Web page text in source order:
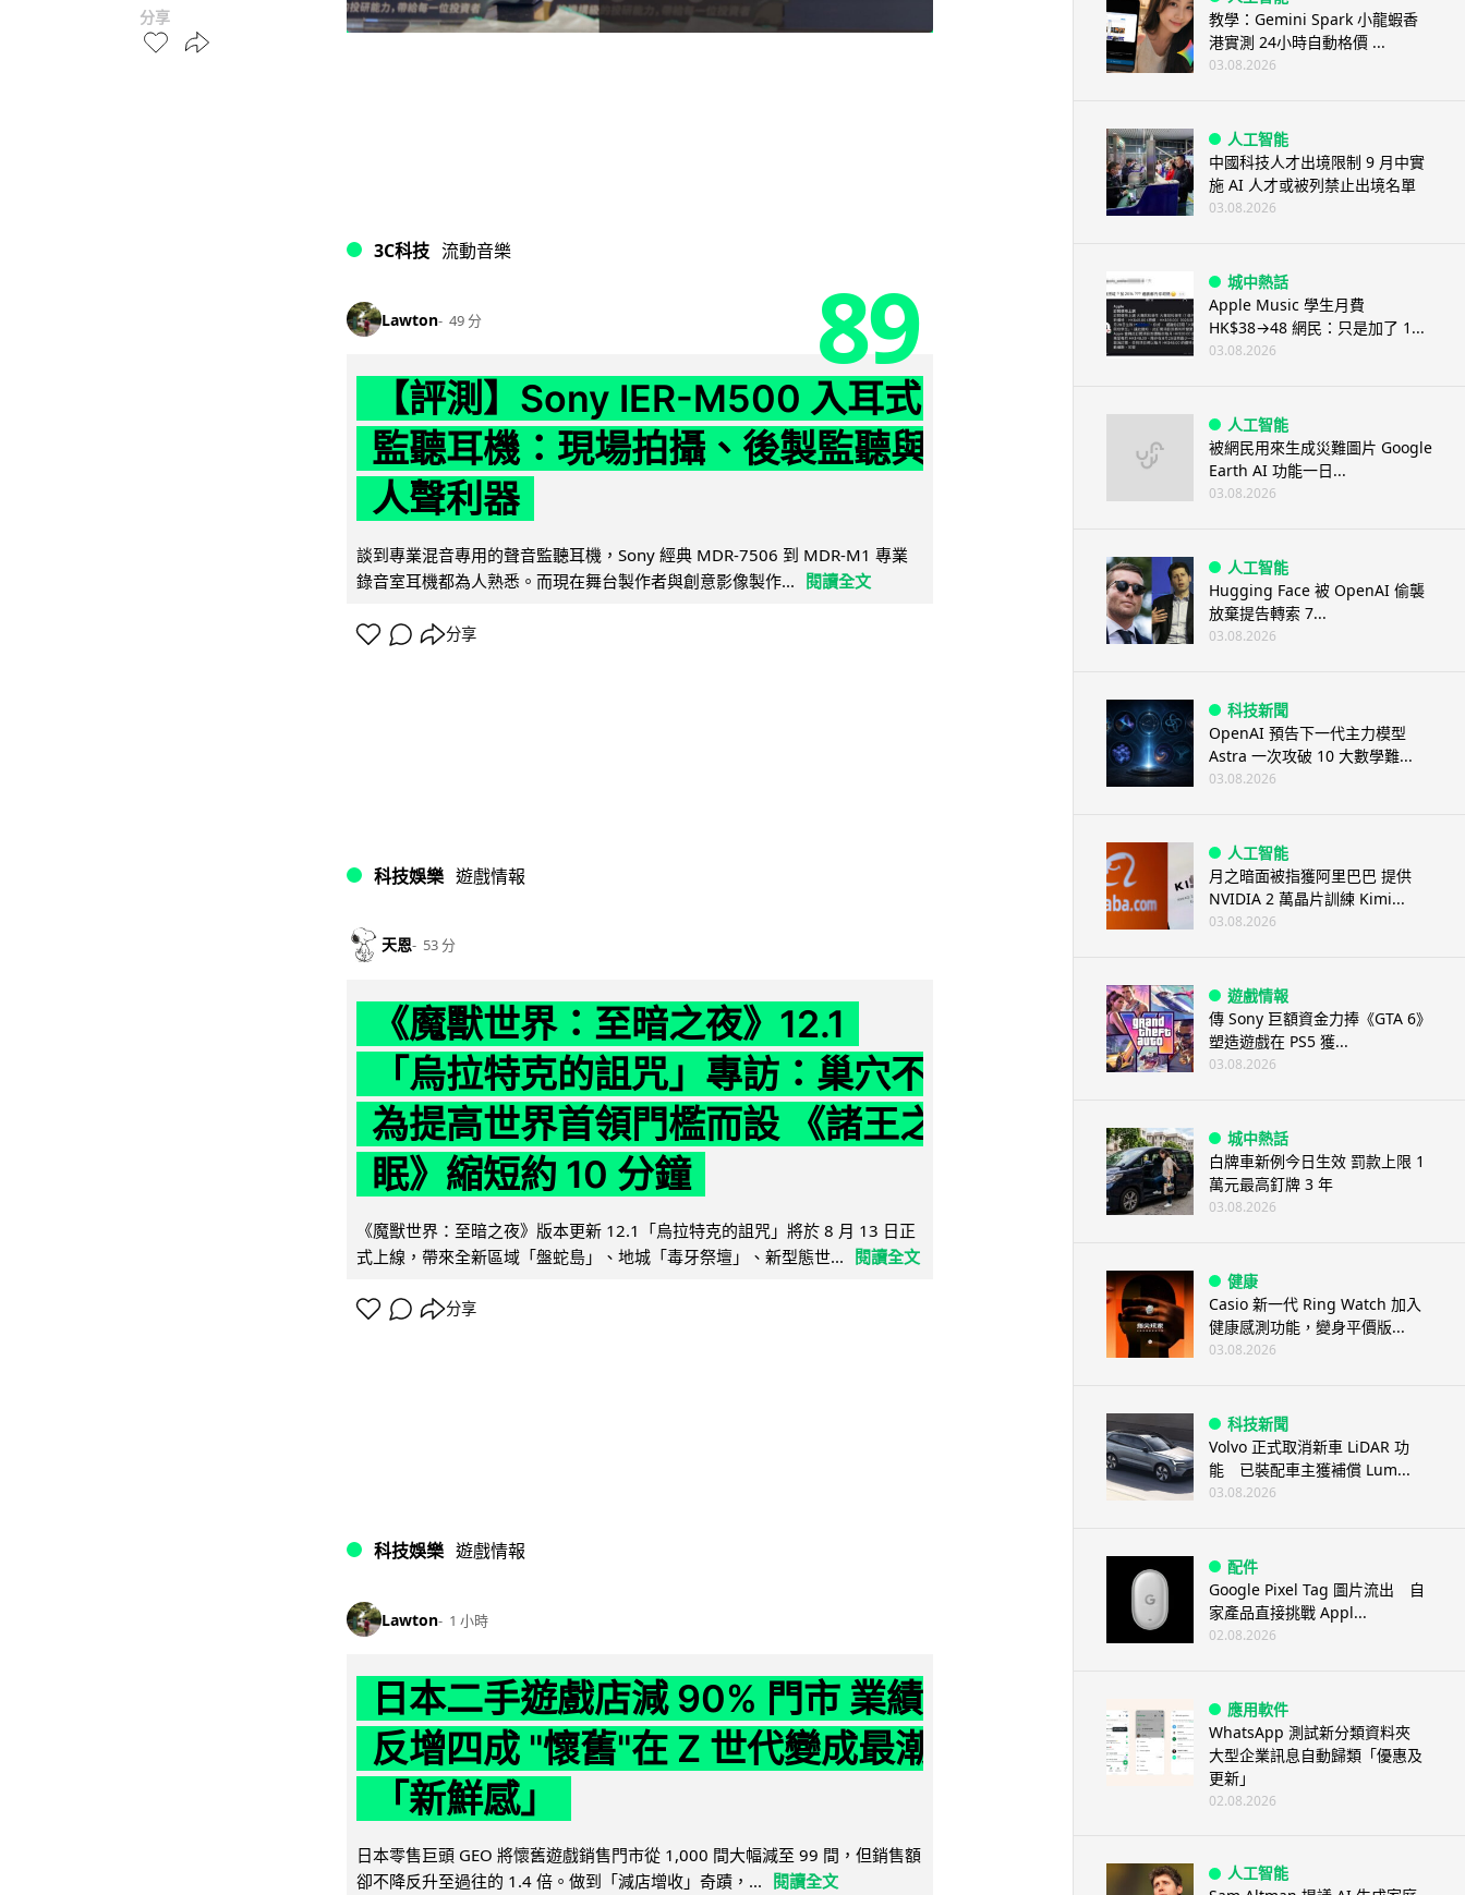
分享
3C科技 流動音樂
Lawton 49 分 89
【評測】Sony IER-M500 入耳式
監聽耳機：現場拍攝、後製監聽與
人聲利器
談到專業混音專用的聲音監聽耳機，Sony 經典 MDR-7506 到 MDR-M1 專業
錄音室耳機都為人熟悉。而現在舞台製作者與創意影像製作...
閱讀全文
分享
科技娛樂 遊戲情報
天恩 53 分
《魔獸世界：至暗之夜》12.1
「烏拉特克的詛咒」專訪：巢穴不
為提高世界首領門檻而設 《諸王之
眠》縮短約 10 分鐘
《魔獸世界：至暗之夜》版本更新 12.1「烏拉特克的詛咒」將於 8 月 13 日正
式上線，帶來全新區域「盤蛇島」、地城「毒牙祭壇」、新型態世... 閱讀全文
分享
科技娛樂 遊戲情報
Lawton 1 小時
日本二手遊戲店減 90% 門市 業績
反增四成 "懷舊"在 Z 世代變成最潮
「新鮮感」
日本零售巨頭 GEO 將懷舊遊戲銷售門市從 1,000 間大幅減至 99 間，但銷售額
卻不降反升至過往的 1.4 倍。做到「減店增收」奇蹟，...
閱讀全文
教學：Gemini Spark 小龍蝦香
港實測 24小時自動格價 ...
03.08.2026
人工智能
中國科技人才出境限制 9 月中實
施 AI 人才或被列禁止出境名單
03.08.2026
城中熱話
Apple Music 學生月費
HK$38→48 網民：只是加了 1...
03.08.2026
人工智能
被網民用來生成災難圖片 Google
Earth AI 功能一日...
03.08.2026
人工智能
Hugging Face 被 OpenAI 偷襲
放棄提告轉索 7...
03.08.2026
科技新聞
OpenAI 預告下一代主力模型
Astra 一次攻破 10 大數學難...
03.08.2026
人工智能
月之暗面被指獲阿里巴巴 提供
NVIDIA 2 萬晶片訓練 Kimi...
03.08.2026
遊戲情報
傳 Sony 巨額資金力捧《GTA 6》
塑造遊戲在 PS5 獲...
03.08.2026
城中熱話
白牌車新例今日生效 罰款上限 1
萬元最高釘牌 3 年
03.08.2026
健康
Casio 新一代 Ring Watch 加入
健康感測功能，變身平價版...
03.08.2026
科技新聞
Volvo 正式取消新車 LiDAR 功
能 已裝配車主獲補償 Lum...
03.08.2026
配件
Google Pixel Tag 圖片流出 自
家產品直接挑戰 Appl...
02.08.2026
應用軟件
WhatsApp 測試新分類資料夾
大型企業訊息自動歸類「優惠及
更新」
02.08.2026
人工智能